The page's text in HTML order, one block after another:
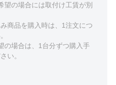
望の場合には取付け工賃が別
商品を購入時は、1注文につ
場合は、1台分ずつ購入手
い。